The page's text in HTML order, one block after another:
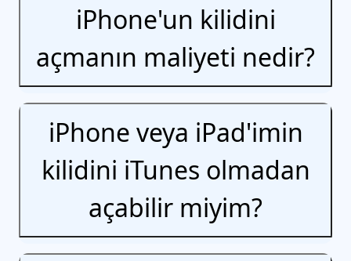
iPhone'un kilidini
açmanın maliyeti nedir?
iPhone veya iPad'imin
kilidini iTunes olmadan
açabilir miyim?